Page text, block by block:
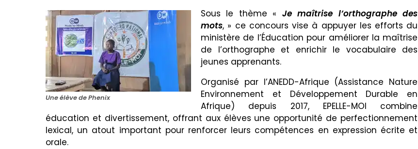
Une élève de Phenix
Sous le thème « Je maîtrise l’orthographe des
mots, » ce concours vise à appuyer les efforts du
ministère de l’Éducation pour améliorer la maîtrise
de l’orthographe et enrichir le vocabulaire des
jeunes apprenants.
Organisé par l’ANEDD-Afrique (Assistance Nature
Environnement et Développement Durable en
Afrique) depuis 2017, EPELLE-MOI combine
éducation et divertissement, offrant aux élèves une opportunité de perfectionnement
lexical, un atout important pour renforcer leurs compétences en expression écrite et
orale.